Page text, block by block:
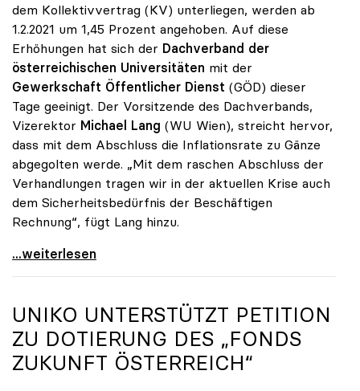
dem Kollektivvertrag (KV) unterliegen, werden ab
1.2.2021 um 1,45 Prozent angehoben. Auf diese
Erhöhungen hat sich der Dachverband der
österreichischen Universitäten mit der
Gewerkschaft Öffentlicher Dienst (GÖD) dieser
Tage geeinigt. Der Vorsitzende des Dachverbands,
Vizerektor Michael Lang (WU Wien), streicht hervor,
dass mit dem Abschluss die Inflationsrate zu Gänze
abgegolten werde. „Mit dem raschen Abschluss der
Verhandlungen tragen wir in der aktuellen Krise auch
dem Sicherheitsbedürfnis der Beschäftigen
Rechnung“, fügt Lang hinzu.
KV-Verhandlungen: Gehälter steigen um 1,45 Prozent
...weiterlesen
UNIKO UNTERSTÜTZT PETITION
ZU DOTIERUNG DES „FONDS
ZUKUNFT ÖSTERREICH“